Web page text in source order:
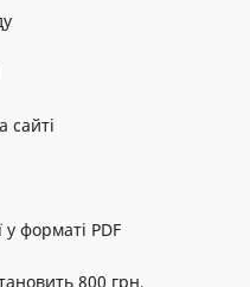
сайті
у форматі PDF
800 грн.